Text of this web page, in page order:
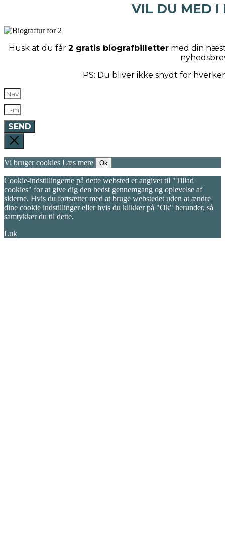
VIL DU MED I
Husk at du får 2 gratis biografbillettermed din
PS: Du bliver ikke snydt for
SEND
Vi bruger cookies Læs mere Ok
Cookie-indstillingerne på dette websted er angivet til "Tillad
cookies" for at give dig den bedst gennemgang og oplevelse af
siderne. Hvis du fortsætter med at bruge webstedet uden at ændre
dine cookie indstillinger eller hvis du klikker på "Ok" herunder, så
samtykker du til dette.
Luk